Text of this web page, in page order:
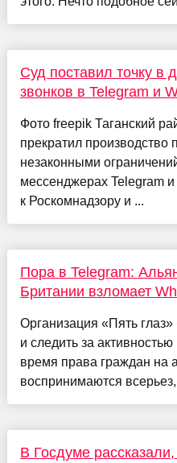
Суд поставил точку в
звонков в Telegram и
Фото freepik Таганский
прекратил производство
незаконными
мессенджерах Telegram
к Роскомнадзору и ...
Пора в Telegram:
Британии взломает
Организация «Пять глаз»
и следить за
время права граждан на
воспринимаются
В Госдуме